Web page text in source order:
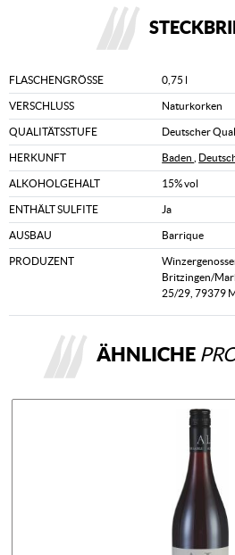
FLASCHENGRÖSSE 0,75 l
VERSCHLUSS Naturkorken
QUALITÄTSSTUFE Deutscher
HERKUNFT Baden
ALKOHOLGEHALT 15% vol
ENTHÄLT SULFITE Ja
AUSBAU Barrique
PRODUZENT
Britzingen/
25/29, 79379
ÄHNLICHE